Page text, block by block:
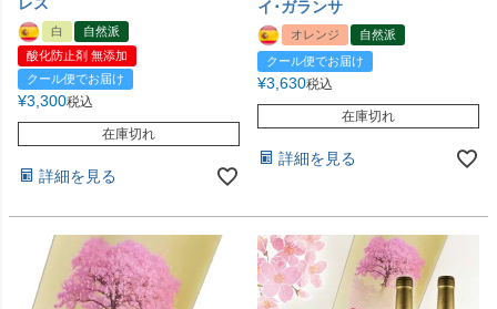
白
自然派
酸化防止剤 無添加
クール便でお届け
¥3,300税込
在庫切れ
詳細を見る
イ･ガランサ
オレンジ
自然派
クール便でお届け
¥3,630税込
在庫切れ
詳細を見る